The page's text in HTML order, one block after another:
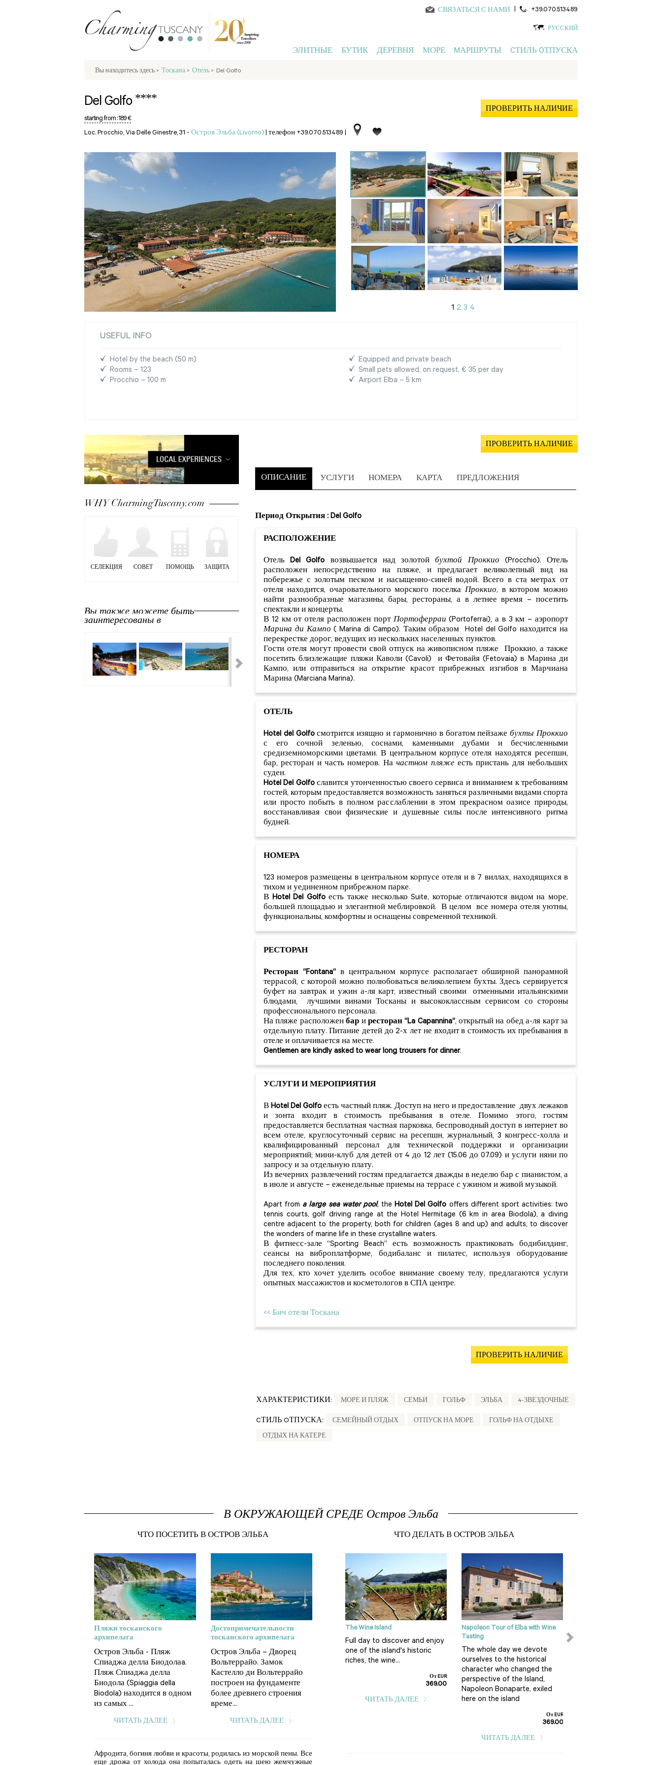
СВЯЗАТЬСЯ С НАМИ | +39.070.513489
РУССКИЙ
ЭЛИТНЫЕ БУТИК ДЕРЕВНЯ МОРЕ MАРШРУТЫ CТИЛЬ OТПУСКА
Вы находитесь здесь > Тоскана > Отель > Del Golfo
Del Golfo ****
starting from :189 €
Loc. Procchio, Via Delle Ginestre, 31 - Остров Эльба (Livorno) | телефон +39.070.513489 |
ПРОВЕРИТЬ НАЛИЧИЕ
1 2 3 4
USEFUL INFO
Hotel by the beach (50 m)
Equipped and private beach
Rooms – 123
Small pets allowed, on request, € 35 per day
Procchio – 100 m
Airport Elba – 5 km
WHY CharmingTuscany.com
СЕЛЕКЦИЯ СОВЕТ ПОМОЩЬ ЗАЩИТА
Вы также можете быть
заинтересованы в
ПРОВЕРИТЬ НАЛИЧИЕ
ОПИСАНИЕ УСЛУГИ НОМЕРА КАРТА ПРЕДЛОЖЕНИЯ
Период Открытия : Del Golfo
РАСПОЛОЖЕНИЕ
Отель Del Golfo возвышается над золотойбухтой Проккио (Procchio). Отель
расположен непосредственно на пляже, и предлагает великолепный вид на
побережье с золотым песком и насыщенно-синей водой. Всего в ста метрах от
отеля находится, очаровательного морского поселка Проккио, в котором можно
найти разнообразные магазины, бары, рестораны, а в летнее время – посетить
спектакли и концерты.
В 12 км от отеля расположен порт Портоферраи (Portoferrai), а в 3 км – аэропорт
Марина ди Кампо ( Marina di Campo). Таким образом Hotel del Golfo находится на
перекрестке дорог, ведущих из нескольких населенных пунктов.
Гости отеля могут провести свой отпуск на живописном пляже Проккио, а также
посетить близлежащие пляжи Каволи (Cavoli) и Фетовайя (Fetovaia) в Марина ди
Кампо, или отправиться на открытие красот прибрежных изгибов в Марчиана
Марина (Marciana Marina).
ОТЕЛЬ
Hotel del Golfoсмотрится изящно и гармонично в богатом пейзажебухты Проккио
с его сочной зеленью, соснами, каменными дубами и бесчисленными
средиземноморскими цветами. В центральном корпусе отеля находятся ресепшн,
бар, ресторан и часть номеров. Начастном пляжеесть пристань для небольших
суден.
Hotel Del Golfoславится утонченностью своего сервиса и вниманием к требованиям
гостей, которым предоставляется возможность заняться различными видами спорта
или просто побыть в полном расслаблении в этом прекрасном оазисе природы,
восстанавливая свои физические и душевные силы после интенсивного ритма
будней.
НОМЕРА
123 номеров размещены в центральном корпусе отеля и в 7 виллах, находящихся в
тихом и уединенном прибрежном парке.
В Hotel Del Golfoесть также несколько Suite, которые отличаются видом на море,
большей площадью и элегантной меблировкой. В целом все номера отеля уютны,
функциональны, комфортны и оснащены современной техникой.
РЕСТОРАН
Ресторан “Fontana” в центральном корпусе располагает обширной панорамной
террасой, с которой можно полюбоваться великолепием бухты. Здесь сервируется
буфет на завтрак и ужин а-ля карт, известный своими отменными итальянскими
блюдами, лучшими винами Тосканы и высококлассным сервисом со стороны
профессионального персонала.
На пляже расположенбар и ресторан “La Capannina”, открытый на обед а-ля карт за
отдельную плату. Питание детей до 2-х лет не входит в стоимость их пребывания в
отеле и оплачивается на месте.
Gentlemen are kindly asked to wear long trousers for dinner.
УСЛУГИ И МЕРОПРИЯТИЯ
В Hotel Del Golfo есть частный пляж. Доступ на него и предоставление двух лежаков
и зонта входит в стоимость пребывания в отеле. Помимо этого, гостям
предоставляется бесплатная частная парковка, беспроводный доступ в интернет во
всем отеле, круглосуточный сервис на ресепшн, журнальный, 3 конгресс-холла и
квалифицированный персонал для технической поддержки и организации
мероприятий; мини-клуб для детей от 4 до 12 лет (15.06 до 07.09) и услуги няни по
запросу и за отдельную плату.
Из вечерних развлечений гостям предлагается дважды в неделю бар с пианистом, а
в июле и августе – еженедельные приемы на террасе с ужином и живой музыкой.
Apart from a large sea water pool, theHotel Del Golfo offers different sport activities: two
tennis courts, golf driving range at the Hotel Hermitage (6 km in area Biodola), a diving
centre adjacent to the property, both for children (ages 8 and up) and adults, to discover
the wonders of marine life in these crystalline waters.
В фитнесс-зале “Sporting Beach” есть возможность практиковать бодибилдинг,
сеансы на виброплатформе, бодибаланс и пилатес, используя оборудование
последнего поколения.
Для тех, кто хочет уделить особое внимание своему телу, предлагаются услуги
опытных массажистов и косметологов в СПА центре.
<< Бич отели Тоскана
ПРОВЕРИТЬ НАЛИЧИЕ
ХАРАКТЕРИСТИКИ: МОРЕ И ПЛЯЖ СЕМЬИ ГОЛЬФ ЭЛЬБА 4-ЗВЕЗДОЧНЫЕ
CТИЛЬ OТПУСКА: СЕМЕЙНЫЙ ОТДЫХ ОТПУСК НА МОРЕ ГОЛЬФ НА ОТДЫХЕ
ОТДЫХ НА КАТЕРЕ
В ОКРУЖАЮЩЕЙ СРЕДЕ Остров Эльба
ЧТО ПОСЕТИТЬ В ОСТРОВ ЭЛЬБА
Пляжи тосканского
архипелага
Остров Эльба - Пляж
Спиаджа делла Биодолаa.
Пляж Спиаджа делла
Биодола (Spiaggia della
Biodola) находится в одном
из самых ...
ЧИТАТЬ ДАЛЕЕ
Достопримечательности
тосканского архипелага
Остров Эльба – Дворец
Вольтеррайо. Замок
Кастелло ди Вольтеррайо
построен на фундаменте
более древнего строения
време...
ЧИТАТЬ ДАЛЕЕ
Афродита, богиня любви и красоты, родилась из морской пены. Все
еще дрожа от холода она попыталась одеть на шею жемчужные
ЧТО ДЕЛАТЬ В ОСТРОВ ЭЛЬБА
The Wine Island
Full day to discover and enjoy
one of the island's historic
riches, the wine...
От EUR
369.00
ЧИТАТЬ ДАЛЕЕ
Napoleon Tour of Elba with Wine
Tasting
The whole day we devote
ourselves to the historical
character who changed the
perspective of the Island,
Napoleon Bonaparte, exiled
here on the island
От EUR
369.00
ЧИТАТЬ ДАЛЕЕ